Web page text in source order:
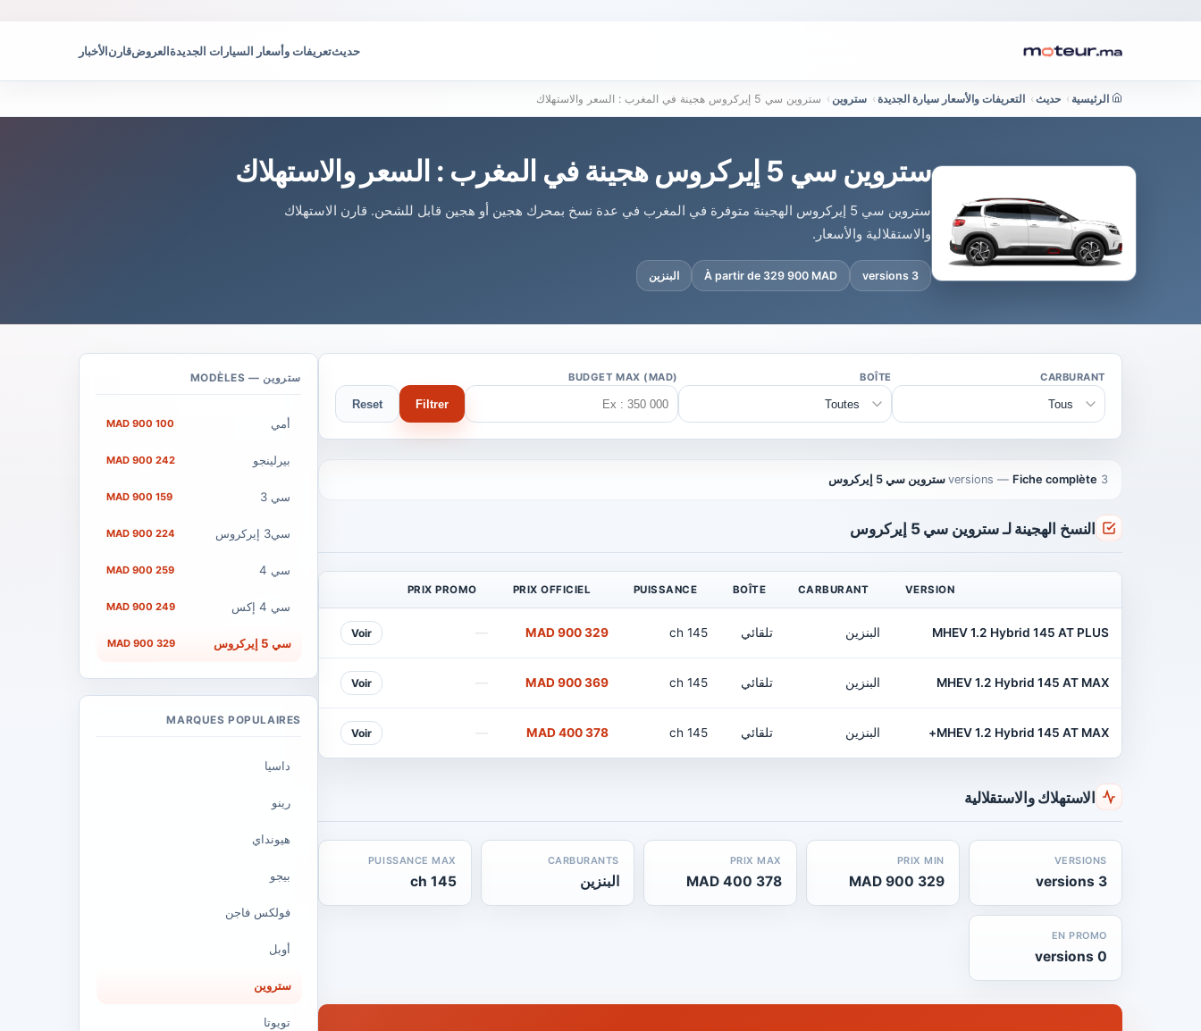
حديثتعريفات وأسعار السيارات الجديدةالعروضقارنالأخبار
الرئيسية › حديث › التعريفات والأسعار سيارة الجديدة › ستروين › ستروين سي 5 إيركروس هجينة في المغرب : السعر والاستهلاك
ستروين سي 5 إيركروس هجينة في المغرب : السعر والاستهلاك
ستروين سي 5 إيركروس الهجينة متوفرة في المغرب في عدة نسخ بمحرك هجين أو هجين قابل للشحن. قارن الاستهلاك
والاستقلالية والأسعار.
3 versions
À partir de 329 900 MAD البنزين
CARBURANT
BOÎTE
BUDGET MAX (MAD)
Filtrer
Reset
3 versions
— Fiche complète ستروين سي 5 إيركروس
النسخ الهجينة لـ ستروين سي 5 إيركروس
VERSION
CARBURANT
BOÎTE
PUISSANCE
PRIX OFFICIEL
PRIX PROMO
MHEV 1.2 Hybrid 145 AT PLUS البنزين تلقائي 145 ch
329 900 MAD
—
Voir
MHEV 1.2 Hybrid 145 AT MAX البنزين تلقائي 145 ch
369 900 MAD
—
Voir
MHEV 1.2 Hybrid 145 AT MAX+ البنزين تلقائي 145 ch
378 400 MAD
—
Voir
الاستهلاك والاستقلالية
VERSIONS
3 versions
PRIX MIN
329 900 MAD
PRIX MAX
378 400 MAD
CARBURANTS
البنزين
PUISSANCE MAX
145 ch
EN PROMO
0 versions
ستروين — MODÈLES
أمي 100 900 MAD
بيرلينجو 242 900 MAD
سي 3 159 900 MAD
سي3 إيركروس 224 900 MAD
سي 4 259 900 MAD
سي 4 إكس 249 900 MAD
سي 5 إيركروس 329 900 MAD
MARQUES POPULAIRES
داسيا
رينو
هيونداي
بيجو
فولكس فاجن
أوبل
ستروين
تويوتا